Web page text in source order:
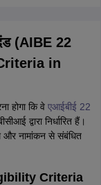
(AIBE 22
in
होगा कि वे एआईबीई 22
द्वारा निर्धारित हैं।
और नामांकन से संबंधित
Criteria